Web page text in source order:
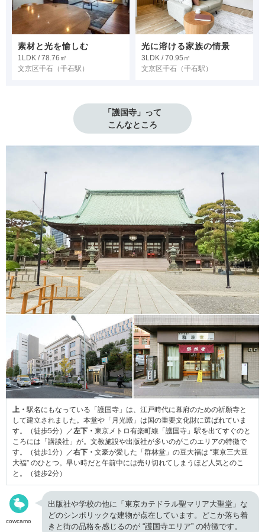
素材と光を愉しむ
1LDK / 78.76㎡
文京区千石 （千石駅）
光に溶ける家族の情景
3LDK / 70.95㎡
文京区千石 （千石駅）
「護国寺」って
こんなところ
上・駅名にもなっている「護国寺」は、江戸時代に幕府のための祈願寺と
して建立されました。本堂や「月光殿」は国の重要文化財に選ばれていま
す。（徒歩5分）／左下・ 東京メトロ有楽町線「護国寺」駅を出てすぐのと
ころには「講談社」が。文教施設や出版社が多いのがこのエリアの特徴で
す。（徒歩1分）／右下・ 文豪が愛した「群林堂」の豆大福は “東京三大豆
大福” のひとつ。早い時だと午前中には売り切れてしまうほど人気とのこ
と。（徒歩2分）
cowcamo
出版社や学校の他に「東京カテドラル聖マリア大聖堂」な
どのシンボリックな建物が点在しています。どこか落ち着
きと街の品格を感じるのが “護国寺エリア” の特徴です。